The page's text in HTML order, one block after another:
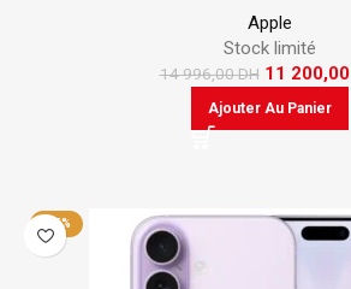
Apple
Stock limité
14 996,00DH 11 200,00
Ajouter Au Panier
-25%